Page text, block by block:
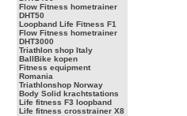
Flow Fitness hometrainer
DHT50
Loopband Life Fitness F1
Flow Fitness hometrainer
DHT3000
Triathlon shop Italy
BallBike kopen
Fitness equipment
Romania
Triathlonshop Norway
Body Solid krachtstations
Life fitness F3 loopband
Life fitness crosstrainer X8